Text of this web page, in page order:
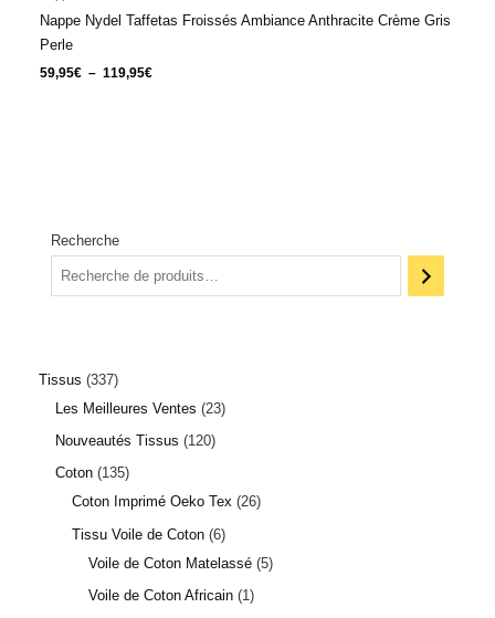
Nappe Nydel Taffetas Froissés Ambiance Anthracite Crème Gris
Perle
59,95€ – 119,95€
à
Recherche
Tissus 337
Les Meilleures Ventes
23
Nouveautés Tissus
120
Coton 135
Coton Imprimé Oeko Tex 26
Tissu Voile de Coton 6
Voile de Coton Matelassé 5
Voile de Coton Africain 1